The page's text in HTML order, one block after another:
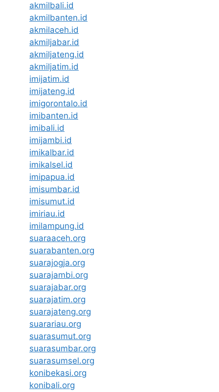
akmilbali.id
akmilbanten.id
akmilaceh.id
akmiljabar.id
akmiljateng.id
akmiljatim.id
imijatim.id
imijateng.id
imigorontalo.id
imibanten.id
imibali.id
imijambi.id
imikalbar.id
imikalsel.id
imipapua.id
imisumbar.id
imisumut.id
imiriau.id
imilampung.id
suaraaceh.org
suarabanten.org
suarajogja.org
suarajambi.org
suarajabar.org
suarajatim.org
suarajateng.org
suarariau.org
suarasumut.org
suarasumbar.org
suarasumsel.org
konibekasi.org
konibali.org